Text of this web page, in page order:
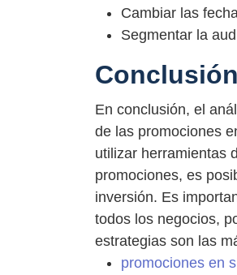
Cambiar las
Segmentar la
Conclusión
En conclusión, el
de las promociones
utilizar herramientas
promociones, es
inversión. Es
todos los negocios,
estrategias son las
promociones en